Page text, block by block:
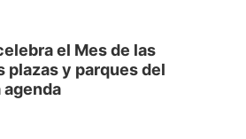
el Mes de las
plazas y parques del